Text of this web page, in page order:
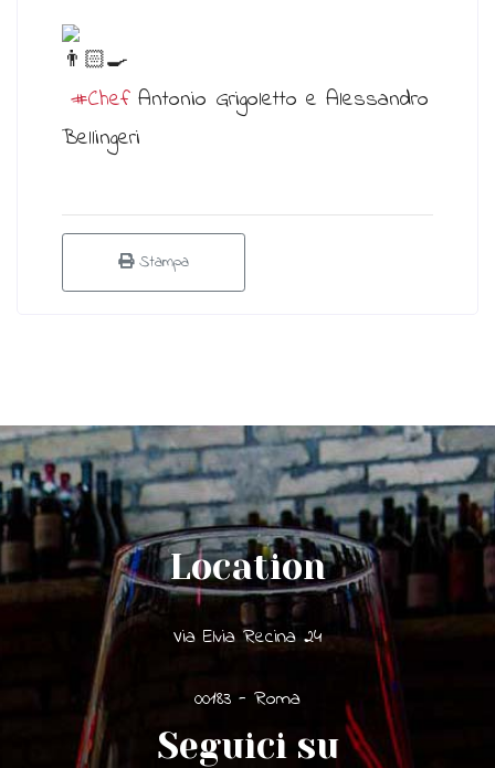
#ChefAntonio Grigoletto e Alessandro
Bellingeri
Stampa
Location
Via Elvia Recina 24
00183 - Roma
Seguici su